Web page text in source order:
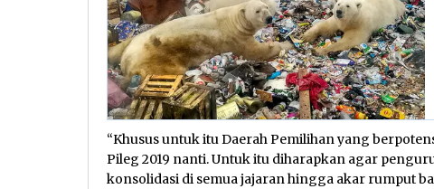
“Khusus untuk itu Daerah Pemilihan yang
Pileg 2019 nanti. Untuk itu diharapkan agar
konsolidasi di semua jajaran hingga akar rumput